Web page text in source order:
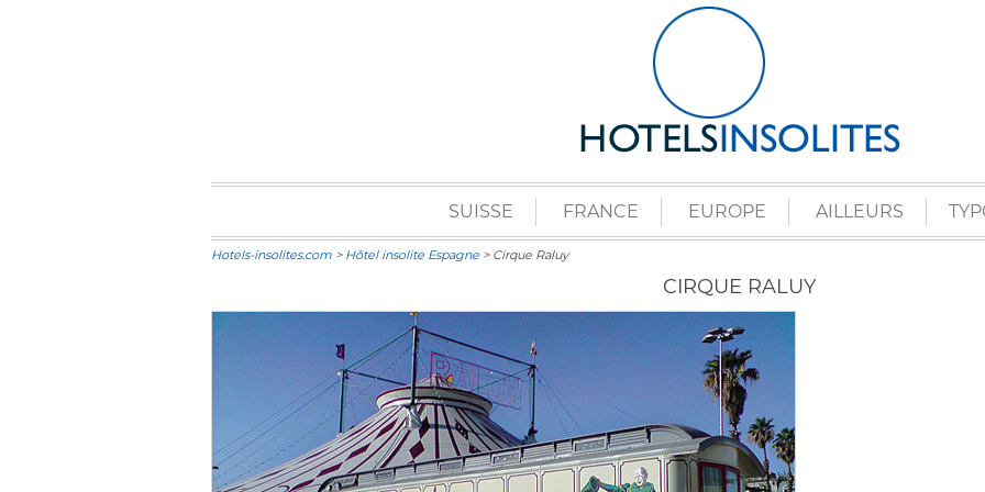
SUISSE FRANCE EUROPE AILLEURS
Hotels-insolites.com > Hôtel insolite Espagne > Cirque Raluy
CIRQUE RALUY